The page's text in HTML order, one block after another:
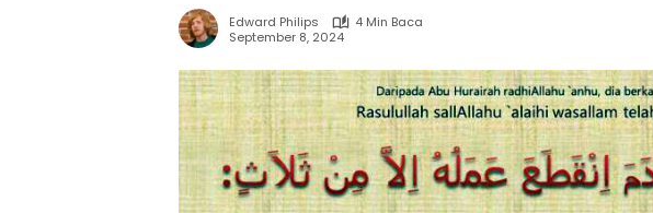
Edward Philips
4 Min Baca
September 8, 2024